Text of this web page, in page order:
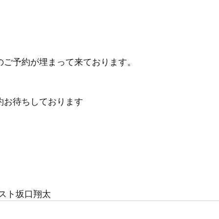
予約が埋まって来ております。
お待ちしております
ト坂口翔太